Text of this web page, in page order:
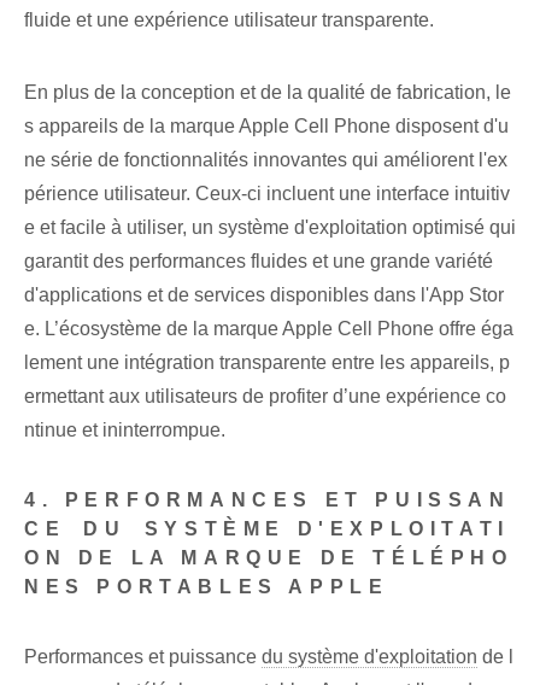
fluide et une expérience utilisateur transparente.
En plus de la conception et de la qualité de fabrication, le
s appareils de la marque Apple Cell Phone disposent d'u
ne série de fonctionnalités innovantes qui améliorent l'ex
périence utilisateur. Ceux-ci incluent une interface intuitiv
e et facile à utiliser, un système d'exploitation optimisé qui
garantit des performances fluides et une grande variété
d'applications et de services disponibles dans l'App Stor
e. L’écosystème de la marque Apple Cell Phone offre éga
lement une intégration transparente entre les appareils, p
ermettant aux utilisateurs de profiter d’une expérience co
ntinue et ininterrompue.
4. PERFORMANCES ET PUISSAN
CE ⁤DU ⁢SYSTÈME D'EXPLOITATI
ON DE LA MARQUE DE TÉLÉPHO
NES PORTABLES APPLE
Performances et ⁢puissance‍ du système d'exploitation de l